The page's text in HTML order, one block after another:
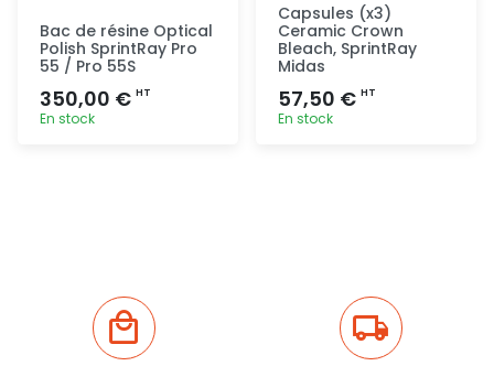
Bac de résine Optical
Polish SprintRay Pro
55 / Pro 55S
350,00 € HT
En stock
Capsules (x3)
Ceramic Crown
Bleach, SprintRay
Midas
57,50 € HT
En stock